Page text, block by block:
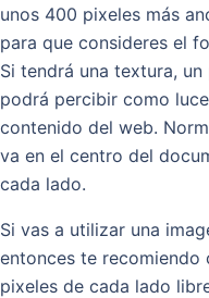
unos 400 pixeles más
para que consideres el
Si tendrá una textura,
podrá percibir como
contenido del web.
va en el centro del
cada lado.
Si vas a utilizar una
entonces te recomiendo
pixeles de cada lado